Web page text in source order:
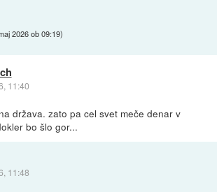
2026 ob 09:19)
11:40
država. zato pa cel svet meče denar v
bo šlo gor...
11:48